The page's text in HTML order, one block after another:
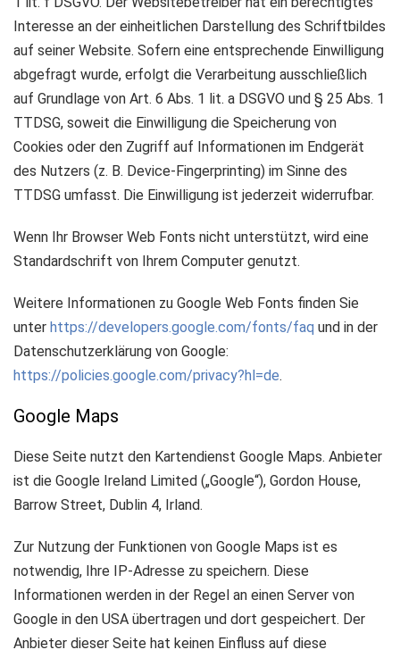
Interesse an der einheitlichen Darstellung des Schriftbildes
auf seiner Website. Sofern eine entsprechende Einwilligung
abgefragt wurde, erfolgt die Verarbeitung ausschließlich
auf Grundlage von Art. 6 Abs. 1 lit. a DSGVO und § 25 Abs. 1
TTDSG, soweit die Einwilligung die Speicherung von
Cookies oder den Zugriff auf Informationen im Endgerät
des Nutzers (z. B. Device-Fingerprinting) im Sinne des
TTDSG umfasst. Die Einwilligung ist jederzeit widerrufbar.
Wenn Ihr Browser Web Fonts nicht unterstützt, wird eine
Standardschrift von Ihrem Computer genutzt.
Weitere Informationen zu Google Web Fonts finden Sie
unter https://developers.google.com/fonts/faq und in der
Datenschutzerklärung von Google:
https://policies.google.com/privacy?hl=de.
Google Maps
Diese Seite nutzt den Kartendienst Google Maps. Anbieter
ist die Google Ireland Limited („Google“), Gordon House,
Barrow Street, Dublin 4, Irland.
Zur Nutzung der Funktionen von Google Maps ist es
notwendig, Ihre IP-Adresse zu speichern. Diese
Informationen werden in der Regel an einen Server von
Google in den USA übertragen und dort gespeichert. Der
Anbieter dieser Seite hat keinen Einfluss auf diese